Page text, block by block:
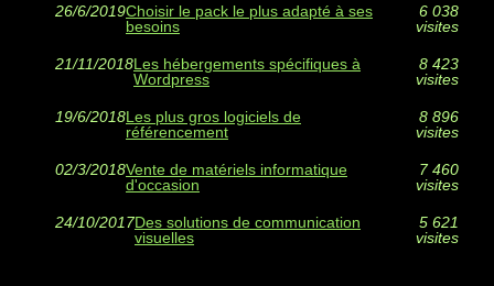
26/6/2019Choisir le pack le plus adapté à ses
besoins
6 038
visites
21/11/2018Les hébergements spécifiques à
Wordpress
8 423
visites
19/6/2018Les plus gros logiciels de
référencement
8 896
visites
02/3/2018Vente de matériels informatique
d'occasion
7 460
visites
24/10/2017Des solutions de communication
visuelles
5 621
visites